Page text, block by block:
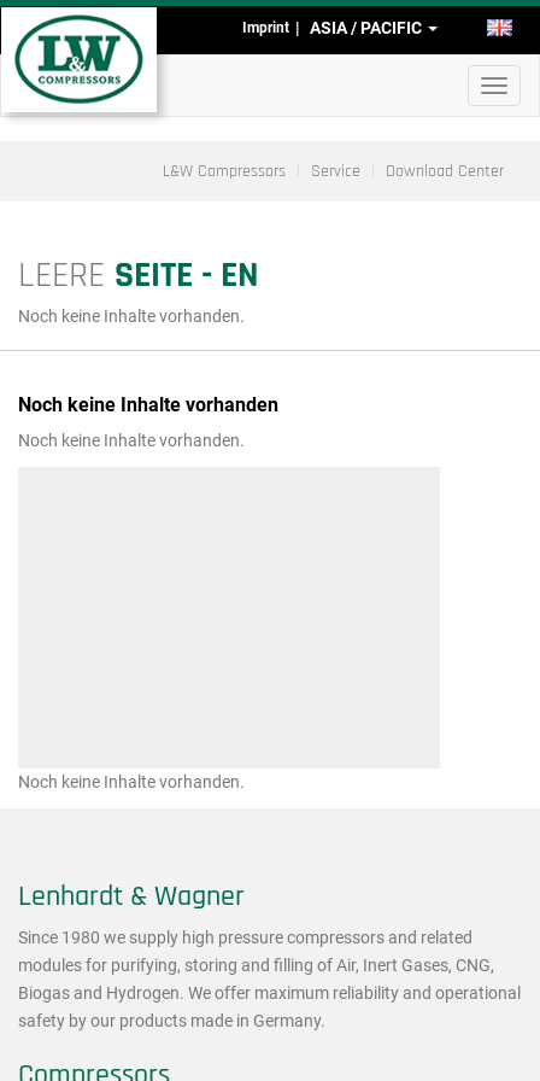
Skip
main
content
EN
ASIA / PACIFIC
Head-
Footmenu
(Asia)
Imprint
L&W Compressors Service Download Center
LEERE SEITE - EN
Noch keine Inhalte vorhanden.
Noch keine Inhalte vorhanden
Noch keine Inhalte vorhanden.
Noch keine Inhalte vorhanden.
Lenhardt & Wagner
Since 1980 we supply high pressure compressors and related
modules for purifying, storing and filling of Air, Inert Gases, CNG,
Biogas and Hydrogen. We offer maximum reliability and operational
safety by our products made in Germany.